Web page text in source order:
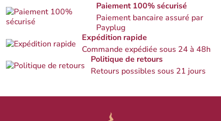
Paiement 100% sécurisé
Paiement bancaire assuré par
Payplug
Expédition rapide
Commande expédiée sous 24 à 48h
Politique de retours
Retours possibles sous 21 jours